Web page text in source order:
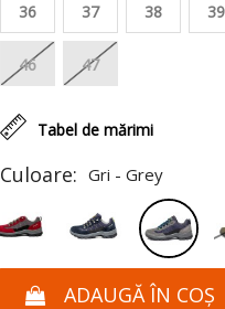
Culoare: Gri - Grey
Tabel de mărimi
36 37 38 39
46 47
ADAUGĂ ÎN COȘ